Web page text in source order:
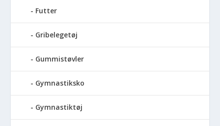
Futter
Gribelegetøj
Gummistøvler
Gymnastiksko
Gymnastiktøj